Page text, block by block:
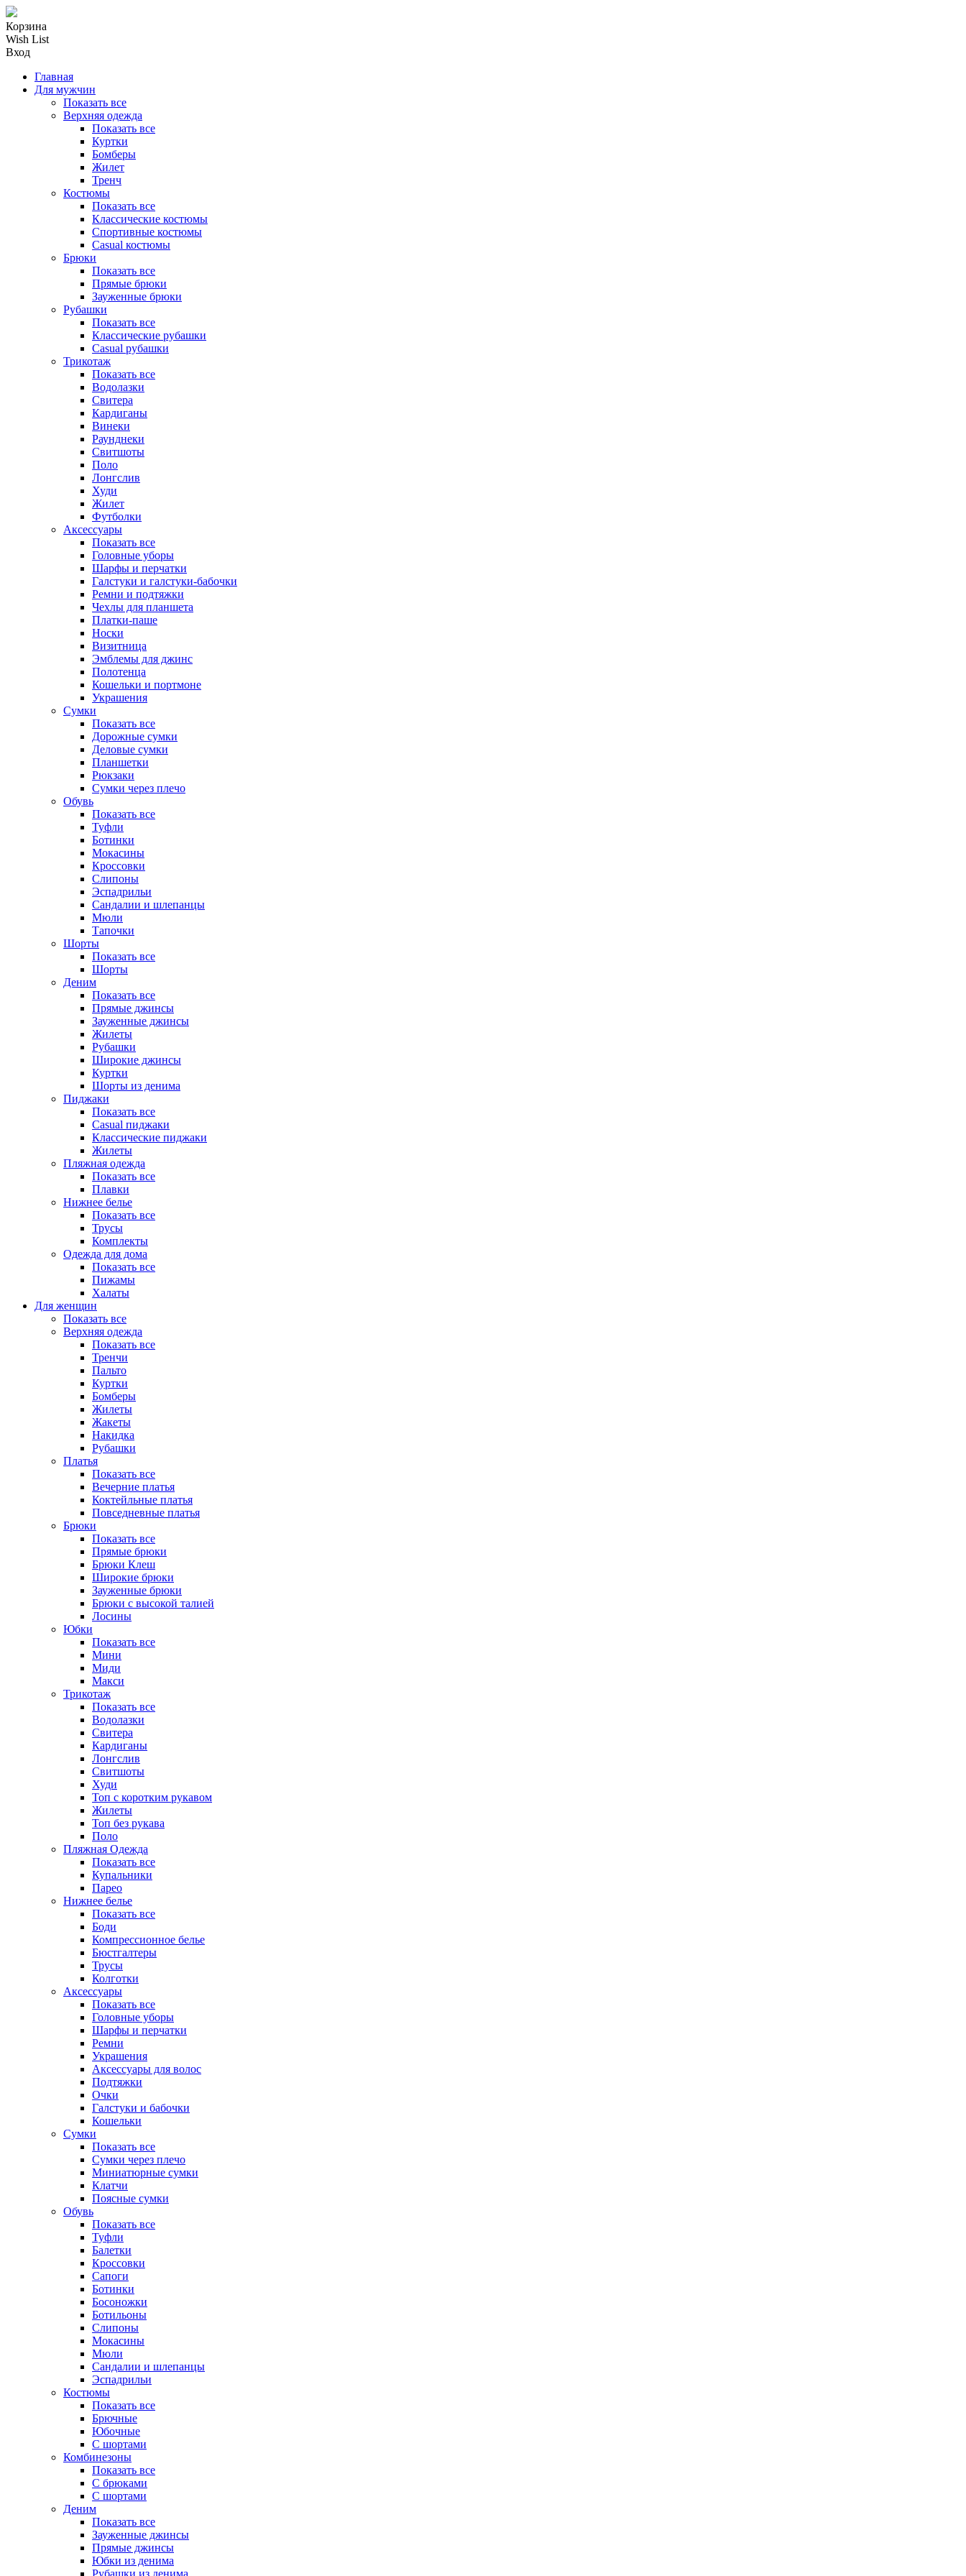
Корзина
Wish List
Вход
Главная
Для мужчин
Показать все
Верхняя одежда
Показать все
Куртки
Бомберы
Жилет
Тренч
Костюмы
Показать все
Классические костюмы
Спортивные костюмы
Casual костюмы
Брюки
Показать все
Прямые брюки
Зауженные брюки
Рубашки
Показать все
Классические рубашки
Casual рубашки
Трикотаж
Показать все
Водолазки
Свитера
Кардиганы
Винеки
Раунднеки
Свитшоты
Поло
Лонгслив
Худи
Жилет
Футболки
Аксессуары
Показать все
Головные уборы
Шарфы и перчатки
Галстуки и галстуки-бабочки
Ремни и подтяжки
Чехлы для планшета
Платки-паше
Носки
Визитница
Эмблемы для джинс
Полотенца
Кошельки и портмоне
Украшения
Сумки
Показать все
Дорожные сумки
Деловые сумки
Планшетки
Рюкзаки
Сумки через плечо
Обувь
Показать все
Туфли
Ботинки
Мокасины
Кроссовки
Слипоны
Эспадрильи
Сандалии и шлепанцы
Мюли
Тапочки
Шорты
Показать все
Шорты
Деним
Показать все
Прямые джинсы
Зауженные джинсы
Жилеты
Рубашки
Широкие джинсы
Куртки
Шорты из денима
Пиджаки
Показать все
Casual пиджаки
Классические пиджаки
Жилеты
Пляжная одежда
Показать все
Плавки
Нижнее белье
Показать все
Трусы
Комплекты
Одежда для дома
Показать все
Пижамы
Халаты
Для женщин
Показать все
Верхняя одежда
Показать все
Тренчи
Пальто
Куртки
Бомберы
Жилеты
Жакеты
Накидка
Рубашки
Платья
Показать все
Вечерние платья
Коктейльные платья
Повседневные платья
Брюки
Показать все
Прямые брюки
Брюки Клеш
Широкие брюки
Зауженные брюки
Брюки с высокой талией
Лосины
Юбки
Показать все
Мини
Миди
Макси
Трикотаж
Показать все
Водолазки
Свитера
Кардиганы
Лонгслив
Свитшоты
Худи
Топ с коротким рукавом
Жилеты
Топ без рукава
Поло
Пляжная Одежда
Показать все
Купальники
Парео
Нижнее белье
Показать все
Боди
Компрессионное белье
Бюстгалтеры
Трусы
Колготки
Аксессуары
Показать все
Головные уборы
Шарфы и перчатки
Ремни
Украшения
Аксессуары для волос
Подтяжки
Очки
Галстуки и бабочки
Кошельки
Сумки
Показать все
Сумки через плечо
Миниатюрные cумки
Клатчи
Поясные сумки
Обувь
Показать все
Туфли
Балетки
Кроссовки
Сапоги
Ботинки
Босоножки
Ботильоны
Слипоны
Мокасины
Мюли
Сандалии и шлепанцы
Эспадрильи
Костюмы
Показать все
Брючные
Юбочные
С шортами
Комбинезоны
Показать все
С брюками
С шортами
Деним
Показать все
Зауженные джинсы
Прямые джинсы
Юбки из денима
Рубашки из денима